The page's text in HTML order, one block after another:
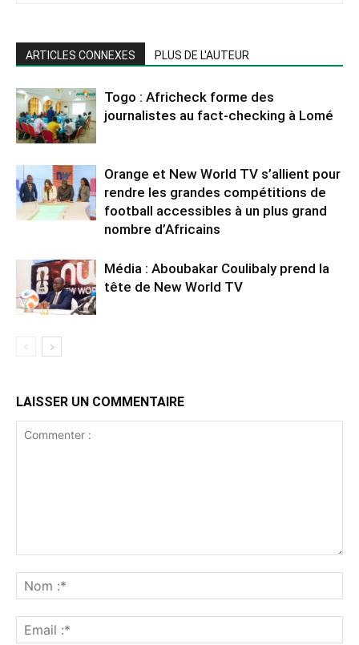
ARTICLES CONNEXES PLUS DE L'AUTEUR
Togo : Africheck forme des
journalistes au fact-checking à Lomé
Orange et New World TV s’allient pour
rendre les grandes compétitions de
football accessibles à un plus grand
nombre d’Africains
Média : Aboubakar Coulibaly prend la
tête de New World TV
LAISSER UN COMMENTAIRE